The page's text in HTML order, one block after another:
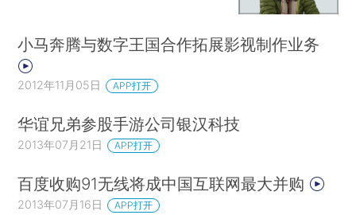
小马奔腾与数字王国合作拓展影视制作业务
2012年11月05日 APP打开
华谊兄弟参股手游公司银汉科技
2013年07月21日 APP打开
百度收购91无线将成中国互联网最大并购
2013年07月16日 APP打开